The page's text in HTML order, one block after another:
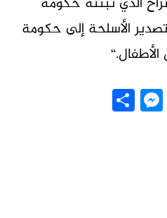
الأسلحة إلى حكومة
“.
Telegram
Messenger